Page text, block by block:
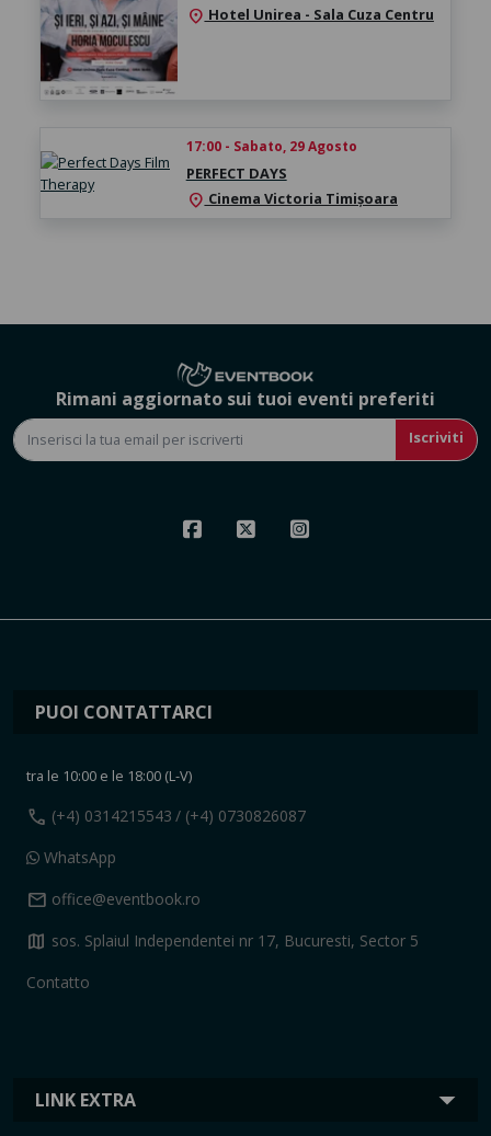
location_on Hotel Unirea - Sala Cuza Centru
17:00 - Sabato, 29 Agosto
PERFECT DAYS
location_on Cinema Victoria Timișoara
Rimani aggiornato sui tuoi eventi preferiti
Iscriviti
LINK EXTRA
PUOI CONTATTARCI
tra le 10:00 e le 18:00 (L-V)
call (+4) 0314215543 / (+4) 0730826087
WhatsApp
mail office@eventbook.ro
map sos. Splaiul Independentei nr 17, Bucuresti, Sector 5
Contatto